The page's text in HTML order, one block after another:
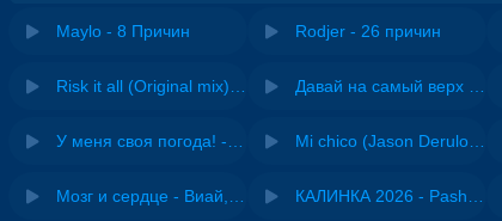
Maylo - 8 Причин Rodjer - 26 причин